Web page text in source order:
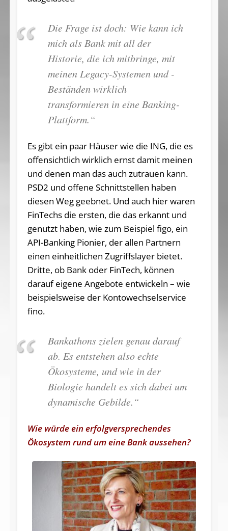
Die Frage ist doch: Wie kann ich
mich als Bank mit all der
Historie, die ich mitbringe, mit
meinen Legacy-Systemen und -
Beständen wirklich
transformieren in eine Banking-
Plattform.“
Es gibt ein paar Häuser wie die ING, die es
offensichtlich wirklich ernst damit meinen
und denen man das auch zutrauen kann.
PSD2 und offene Schnittstellen haben
diesen Weg geebnet. Und auch hier waren
FinTechs die ersten, die das erkannt und
genutzt haben, wie zum Beispiel figo, ein
API-Banking Pionier, der allen Partnern
einen einheitlichen Zugriffslayer bietet.
Dritte, ob Bank oder FinTech, können
darauf eigene Angebote entwickeln – wie
beispielsweise der Kontowechselservice
fino.
Bankathons zielen genau darauf
ab. Es entstehen also echte
Ökosysteme, und wie in der
Biologie handelt es sich dabei um
dynamische Gebilde.“
Wie würde ein erfolgversprechendes
Ökosystem rund um eine Bank aussehen?